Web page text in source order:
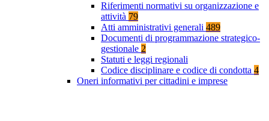
Riferimenti normativi su organizzazione e
attività 79
Atti amministrativi generali 489
Documenti di programmazione strategico-
gestionale 2
Statuti e leggi regionali
Codice disciplinare e codice di condotta 4
Oneri informativi per cittadini e imprese